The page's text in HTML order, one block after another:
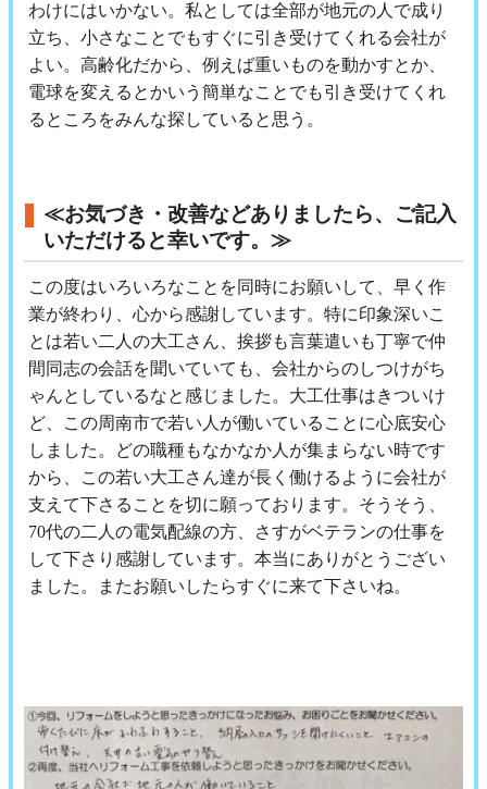
わけにはいかない。私としては全部が地元の人で成り
立ち、小さなことでもすぐに引き受けてくれる会社が
よい。高齢化だから、例えば重いものを動かすとか、
電球を変えるとかいう簡単なことでも引き受けてくれ
るところをみんな探していると思う。
≪お気づき・改善などありましたら、ご記入
いただけると幸いです。≫
この度はいろいろなことを同時にお願いして、早く作
業が終わり、心から感謝しています。特に印象深いこ
とは若い二人の大工さん、挨拶も言葉遣いも丁寧で仲
間同志の会話を聞いていても、会社からのしつけがち
ゃんとしているなと感じました。大工仕事はきついけ
ど、この周南市で若い人が働いていることに心底安心
しました。どの職種もなかなか人が集まらない時です
から、この若い大工さん達が長く働けるように会社が
支えて下さることを切に願っております。そうそう、
70代の二人の電気配線の方、さすがベテランの仕事を
して下さり感謝しています。本当にありがとうござい
ました。またお願いしたらすぐに来て下さいね。